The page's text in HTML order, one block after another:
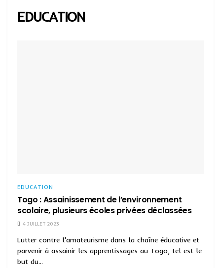
EDUCATION
EDUCATION
Togo : Assainissement de l’environnement
scolaire, plusieurs écoles privées déclassées
4 JUILLET 2023
Lutter contre l'amateurisme dans la chaîne éducative et
parvenir à assainir les apprentissages au Togo, tel est le
but du...